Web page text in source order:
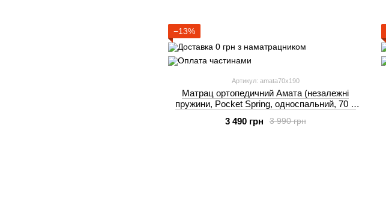
−13%
Артикул: amata70x190
Матрац ортопедичний Амата (незалежні
пружини, Pocket Spring, односпальний, 70 ×
3 990 грн
3 490 грн